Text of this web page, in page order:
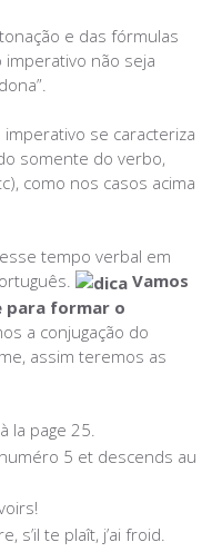
e das fórmulas
não seja
se caracteriza
somente do verbo,
como nos casos acima
tempo verbal em
Vamos
para formar o
a conjugação do
assim teremos as
la page 25.
5 et descends au
s’il te plaît, j’ai froid.